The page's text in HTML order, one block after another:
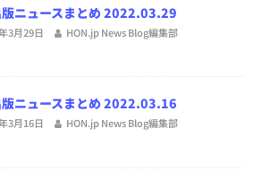
版ニュースまとめ 2022.03.29
3月29日 HON.jp News Blog編集部
版ニュースまとめ 2022.03.16
3月16日 HON.jp News Blog編集部